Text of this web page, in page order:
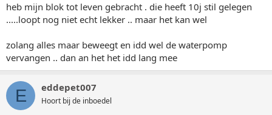
heb mijn blok tot leven gebracht . die heeft 10j stil gelegen
.....loopt nog niet echt lekker .. maar het kan wel
zolang alles maar beweegt en idd wel de waterpomp
vervangen .. dan an het het idd lang mee
E eddepet007
Hoort bij de inboedel